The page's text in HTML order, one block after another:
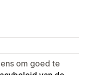
om goed te